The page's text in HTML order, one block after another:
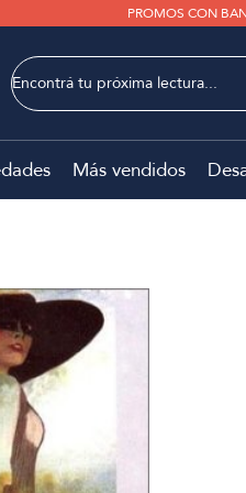
PROMOS CON
Más vendidos